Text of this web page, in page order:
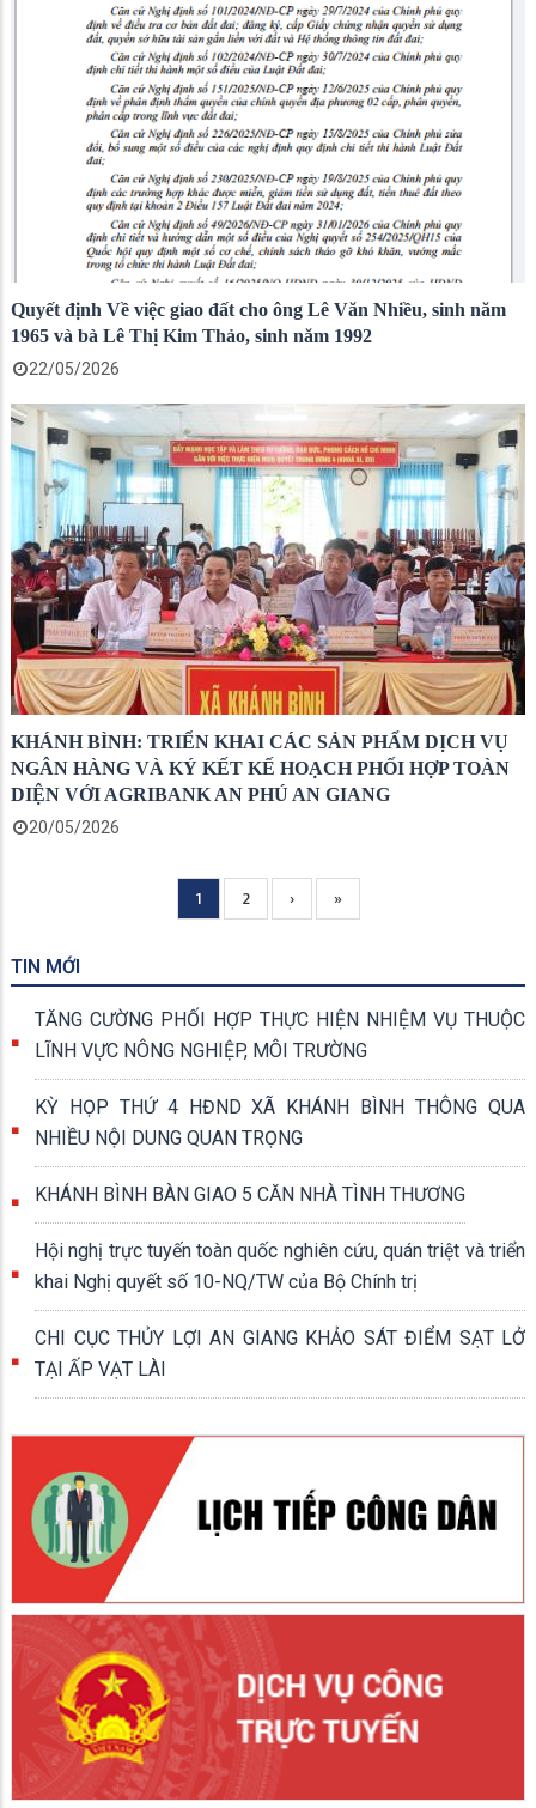
Quyết định Về việc giao đất cho ông Lê Văn Nhiều, sinh năm
1965 và bà Lê Thị Kim Thảo, sinh năm 1992
22/05/2026
KHÁNH BÌNH: TRIỂN KHAI CÁC SẢN PHẨM DỊCH VỤ
NGÂN HÀNG VÀ KÝ KẾT KẾ HOẠCH PHỐI HỢP TOÀN
DIỆN VỚI AGRIBANK AN PHÚ AN GIANG
20/05/2026
Current
page
1 Page
2
Next
page
›
Trang
cuối
»
TIN MỚI
TĂNG CƯỜNG PHỐI HỢP THỰC HIỆN NHIỆM VỤ THUỘC
LĨNH VỰC NÔNG NGHIỆP, MÔI TRƯỜNG
KỲ HỌP THỨ 4 HĐND XÃ KHÁNH BÌNH THÔNG QUA
NHIỀU NỘI DUNG QUAN TRỌNG
KHÁNH BÌNH BÀN GIAO 5 CĂN NHÀ TÌNH THƯƠNG
Hội nghị trực tuyến toàn quốc nghiên cứu, quán triệt và triển
khai Nghị quyết số 10-NQ/TW của Bộ Chính trị
CHI CỤC THỦY LỢI AN GIANG KHẢO SÁT ĐIỂM SẠT LỞ
TẠI ẤP VẠT LÀI